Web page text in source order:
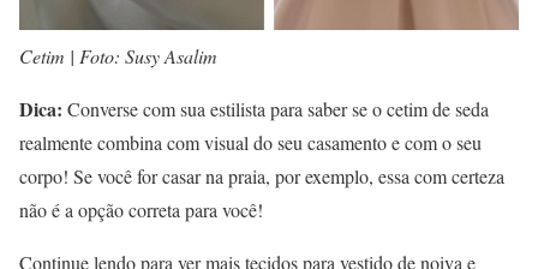
Cetim | Foto: Susy Asalim
Dica: Converse com sua estilista para saber se o cetim de seda
realmente combina com visual do seu casamento e com o seu
corpo! Se você for casar na praia, por exemplo, essa com certeza
não é a opção correta para você!
Continue lendo para ver mais tecidos para vestido de noiva e